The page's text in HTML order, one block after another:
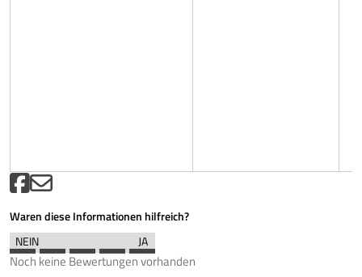
Waren diese Informationen hilfreich?
Noch keine Bewertungen vorhanden